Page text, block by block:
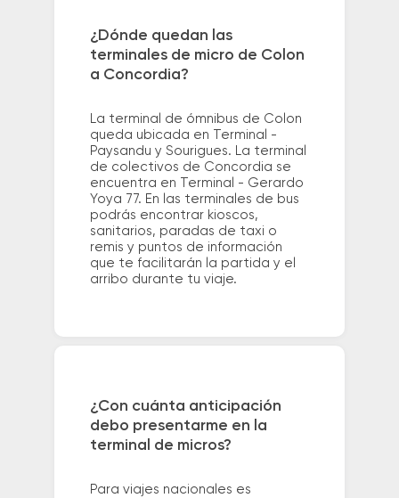
¿Dónde quedan las
terminales de micro de Colon
a Concordia?
La terminal de ómnibus de Colon
queda ubicada en Terminal -
Paysandu y Sourigues. La terminal
de colectivos de Concordia se
encuentra en Terminal - Gerardo
Yoya 77. En las terminales de bus
podrás encontrar kioscos,
sanitarios, paradas de taxi o
remis y puntos de información
que te facilitarán la partida y el
arribo durante tu viaje.
¿Con cuánta anticipación
debo presentarme en la
terminal de micros?
Para viajes nacionales es